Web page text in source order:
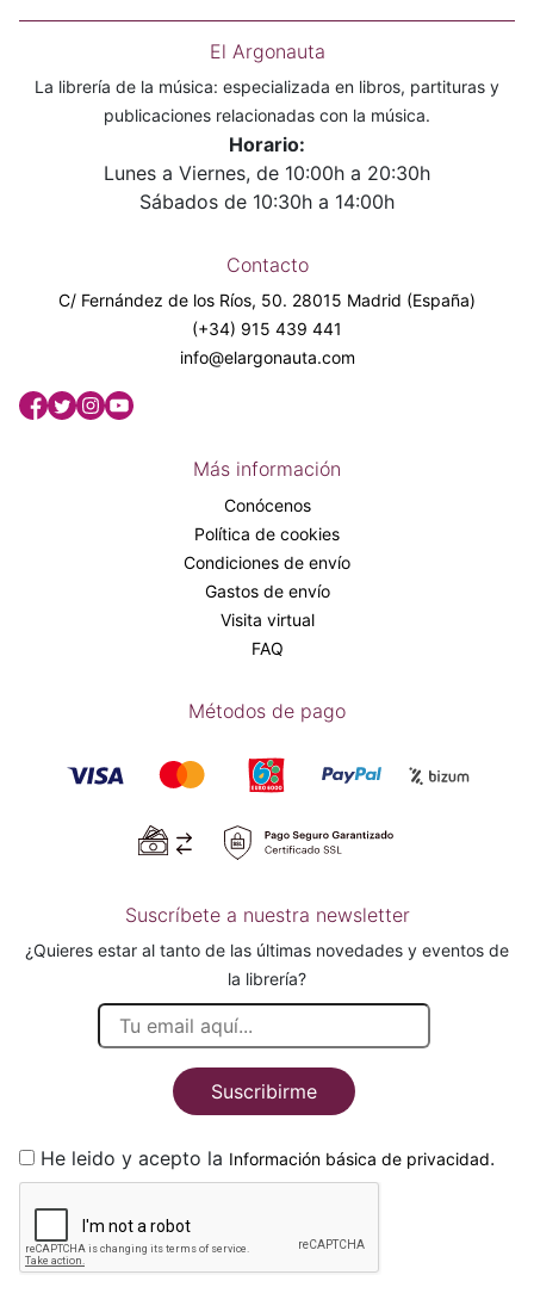
El Argonauta
La librería de la música: especializada en libros, partituras y
publicaciones relacionadas con la música.
Horario:
Lunes a Viernes, de 10:00h a 20:30h
Sábados de 10:30h a 14:00h
Contacto
C/ Fernández de los Ríos, 50. 28015 Madrid (España)
(+34) 915 439 441
info@elargonauta.com
Más información
Conócenos
Política de cookies
Condiciones de envío
Gastos de envío
Visita virtual
FAQ
Métodos de pago
Suscríbete a nuestra newsletter
¿Quieres estar al tanto de las últimas novedades y eventos de
la librería?
Suscribirme
He leido y acepto la Información básica de privacidad.